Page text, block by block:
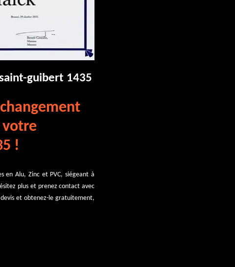
guibert 1435
votre
!
en Alu, Zinc et PVC, siégeant à
plus et prenez contact avec
et obtenez-le gratuitement,